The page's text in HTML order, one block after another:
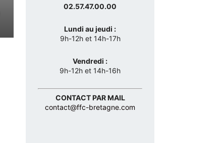
02.57.47.00.00
Lundi au jeudi :
9h-12h et 14h-17h
Vendredi :
9h-12h et 14h-16h
CONTACT PAR MAIL
contact@ffc-bretagne.com
CALENDRIER